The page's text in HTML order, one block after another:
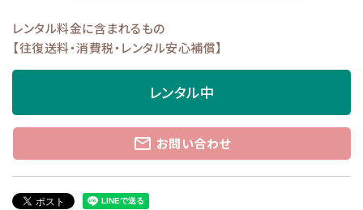
レンタル料金に含まれるもの
【往復送料・消費税・レンタル安心補償】
レンタル中
mail_outline お問い合わせ